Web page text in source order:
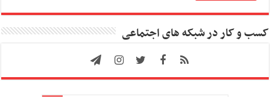
کسب و کار در شبکه های اجتماعی